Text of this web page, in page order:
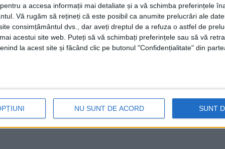
a accesa informații mai detaliate și a vă schimba preferințele
Vă rugăm să rețineți că este posibil ca anumite prelucrări ale
consimțământul dvs., dar aveți dreptul de a refuza o astfel de
acestui site web. Puteți să vă schimbați preferințele sau să vă
la acest site și făcând clic pe butonul "Confidențialitate" din
NU SUNT DE ACORD SUNT
un Guvern cu oameni profesioniști. Profilul care se
ce se preconizează, un prim-ministru Ilie Bolojan,
adică din perspectiva oamenilor care vor fi la